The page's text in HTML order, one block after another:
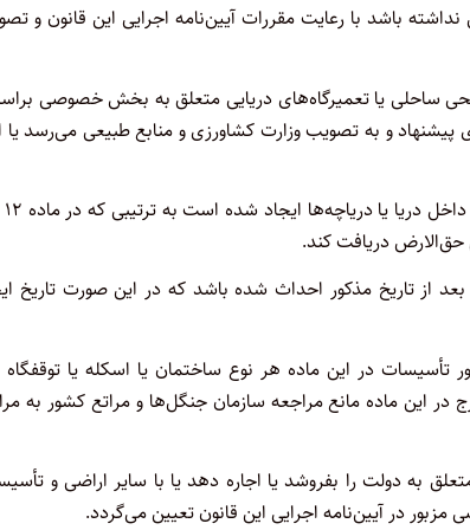
باشد با رعایت مقررات آیین‌نامه اجرایی این قانون و
ساحلی یا تعمیرگاه‌های دریایی متعلق به بخش خصوصی
و به تصویب وزارت کشاورزی و منابع طبیعی می‌رسد یا
حق‌الارض دریافت کند.
مگر این که تأسیسات بعد از تاریخ مذکور احداث شده باشد که در این صورت تاریخ
در این ماده هر نوع ساختمان یا اسکله یا توقفگاه
در این ماده مانع مراجعه سازمان جنگل‌ها و مراتع کشور به
به دولت را بفروشد یا اجاره دهد یا با سایر اراضی و
در آیین‌نامه اجرایی این قانون تعیین می‌گردد.